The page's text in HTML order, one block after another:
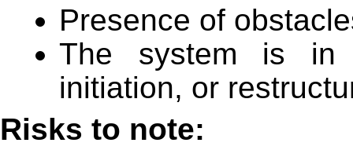
Presence of
The system is in
initiation, or
Risks to note: